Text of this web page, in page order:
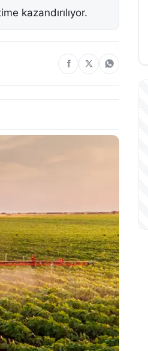
kazandırılıyor.